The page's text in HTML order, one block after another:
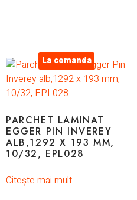
La comanda
PARCHET LAMINAT
EGGER PIN INVEREY
ALB,1292 X 193 MM,
10/32, EPL028
Citește mai mult